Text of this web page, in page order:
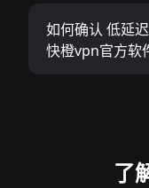
如何确认 低延
快橙vpn官方软
了